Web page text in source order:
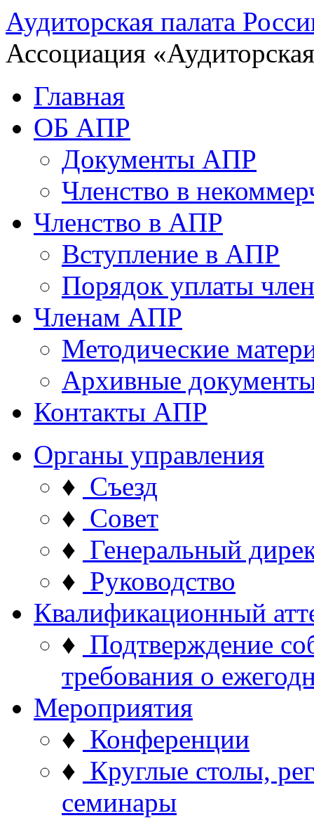
Аудиторская палата
Ассоциация
Главная
ОБ АПР
Документы АПР
Членство в
Членство в АПР
Вступление в АПР
Порядок уплаты
Членам АПР
Методические
Архивные
Контакты АПР
Органы управления
♦ Съезд
♦ Совет
♦ Генеральный
♦ Руководство
Квалификационный
♦ Подтверждение
требования о
Мероприятия
♦ Конференции
♦ Круглые столы,
семинары